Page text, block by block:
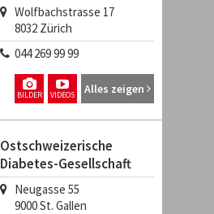
Wolfbachstrasse 17
8032 Zürich
044 269 99 99
Alles zeigen
VIDEOS
BILDER
Ostschweizerische
Diabetes-Gesellschaft
Neugasse 55
9000St. Gallen